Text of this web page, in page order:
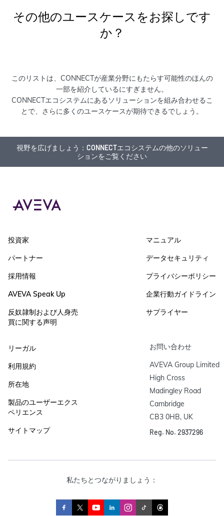
その他のユースケースをお探しです
か？
このリストは、CONNECTが産業分野にもたらす可能性のほんの
一部を紹介しているにすぎません。
CONNECTエコシステムにあるソリューションを組み合わせるこ
とで、さらに多くのユースケースが期待できるでしょう。
視野を広げましょう：CONNECTエコシステムの他のソリュー
ションをご覧ください
投資家
パートナー
採用情報
AVEVA Speak Up
反奴隷制および人身売
買に関する声明
マニュアル
データセキュリティ
プライバシーポリシー
企業行動ガイドライン
サプライヤー
リーガル
利用規約
所在地
製品のユーザーエクス
ペリエンス
サイトマップ
お問い合わせ
AVEVA Group Limited
High Cross
Madingley Road
Cambridge
CB3 0HB, UK
Reg. No. 2937296
私たちとつながりましょう：